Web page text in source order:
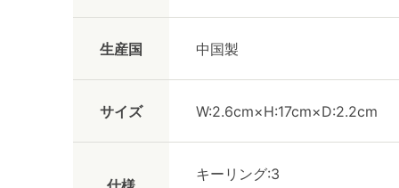
生産国 中国製
サイズ W:2.6cm×H:17cm×D:2.2cm
キーリング:3